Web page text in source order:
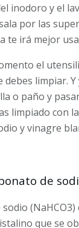
inodoro y el
por las
te irá mejor
el
debes limpiar.
o paño y
limpiado con
y vinagre
de
que se